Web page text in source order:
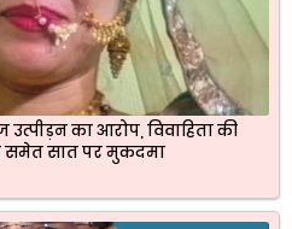
का आरोप, विवाहिता की
समेत सात पर मुकदमा